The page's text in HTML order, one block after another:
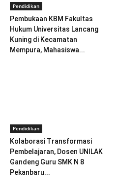
Pendidikan
Pembukaan KBM Fakultas
Hukum Universitas Lancang
Kuning di Kecamatan
Mempura, Mahasiswa...
Pendidikan
Kolaborasi Transformasi
Pembelajaran, Dosen UNILAK
Gandeng Guru SMK N 8
Pekanbaru...